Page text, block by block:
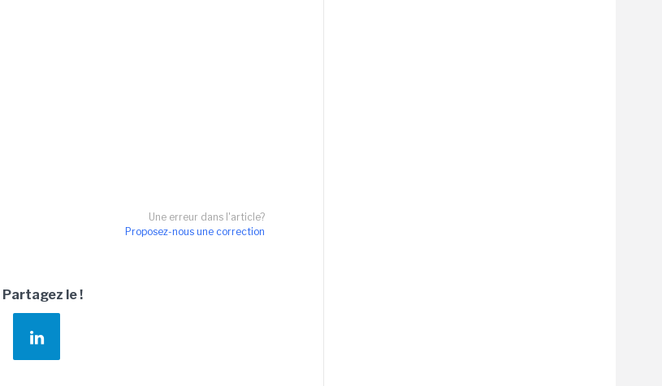
Une erreur dans l'article?
Proposez-nous une correction
Partagez le !